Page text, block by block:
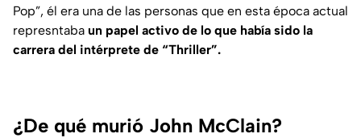
Pop”, él era una de las personas que en esta época actual
represntaba un papel activo de lo que había sido la
carrera del intérprete de “Thriller”.
¿De qué murió John McClain?